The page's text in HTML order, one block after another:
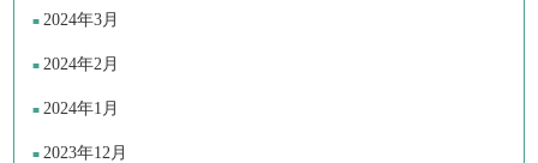
2024年3月
2024年2月
2024年1月
2023年12月